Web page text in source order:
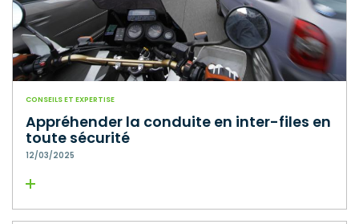
CONSEILS ET EXPERTISE
Appréhender la conduite en inter-files en
toute sécurité
12/03/2025
Lire la suite